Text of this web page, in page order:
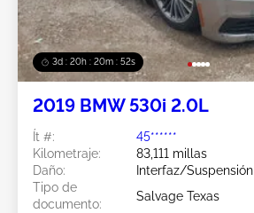
3d : 20h : 20m : 49s
2019 BMW 530i 2.0L
Ít #:
45******
Kilometraje:
83,111 millas
Daño:
Interfaz/Suspensión
Tipo de
documento:
Salvage Texas